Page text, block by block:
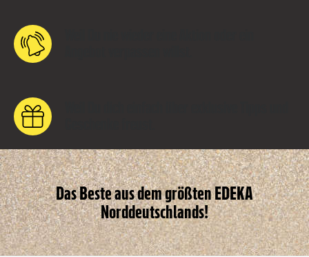
Das Beste aus dem größten EDEKA
Norddeutschlands!